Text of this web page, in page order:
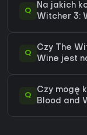
Q
Na jakich
Witcher 3:
Q
Czy The
Wine jest
Q
Czy mogę
Blood and